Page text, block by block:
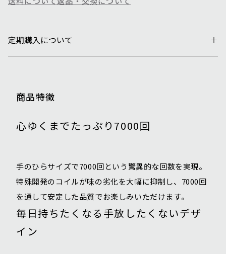
定期購入について
商品特徴
心ゆくまでたっぷり7000回
手のひらサイズで7000回という驚異的な回数を実現。
特殊開発のコイルが味の劣化を大幅に抑制し、7000回
を通して安定した品質でお楽しみいただけます。
毎日持ちたくなる手放したくないデザ
イン